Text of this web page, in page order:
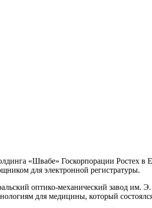
«Швабе» Госкорпорации Ростех в
для электронной регистратуры.
оптико-механический завод
для медицины, который